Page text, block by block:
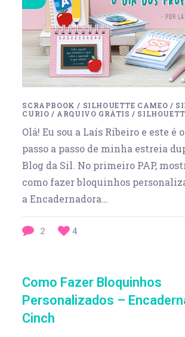
SCRAPBOOK / SILHOUETTE CAMEO /
CURIO / ARQUIVO GRÁTIS /
Olá! Eu sou a Laís Ribeiro e este é
passo a passo de minha estreia
Blog da Sil. No primeiro PAP,
como fazer bloquinhos
a Encadernadora…
2 4
Como Fazer Bloquinhos
Personalizados –
Cinch